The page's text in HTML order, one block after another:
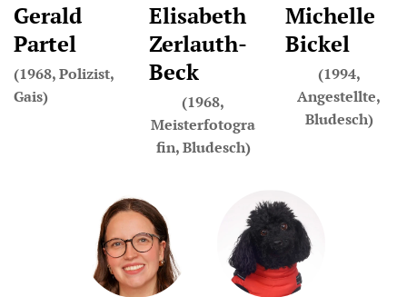
Gerald
Partel
(1968, Polizist,
Gais)
Elisabeth
Zerlauth-
Beck
(1968,
Meisterfotogra
fin, Bludesch)
Michelle
Bickel
(1994,
Angestellte,
Bludesch)